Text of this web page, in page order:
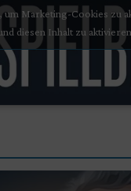
um Marketing-Cookies zu
diesen Inhalt zu aktivieren